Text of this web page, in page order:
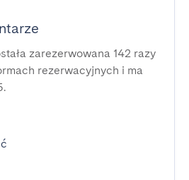
zarezerwowana 142 razy
rezerwacyjnych i ma